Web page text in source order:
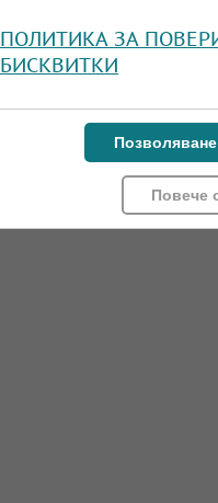
ПОЛИТИКА ЗА
БИСКВИТКИ
Повече